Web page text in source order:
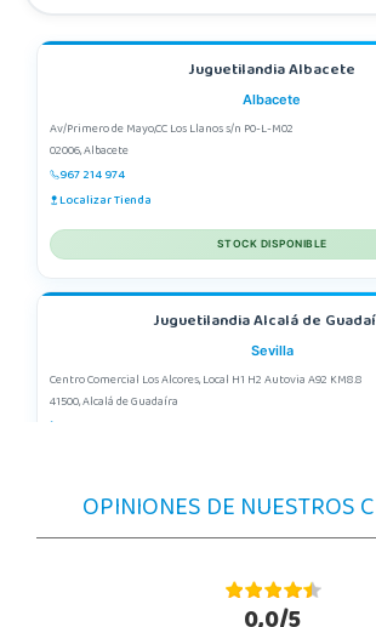
Juguetilandia Albacete
Albacete
Av/Primero de Mayo,CC Los Llanos s/n P0-L-M02
02006, Albacete
967 214 974
Localizar Tienda
STOCK DISPONIBLE
Juguetilandia Alcalá de
Sevilla
Centro Comercial Los Alcores, Local H1 H2 Autovia A92 KM8.8
41500, Alcalá de Guadaíra
Juguetilandia Alcobendas
Madrid
OPINIONES DE NUESTROS